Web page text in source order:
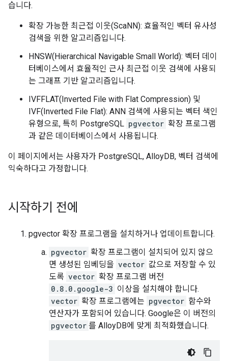
습니다.
확장 가능한 최근접 이웃(ScaNN): 효율적인 벡터 유사성
검색을 위한 알고리즘입니다.
HNSW(Hierarchical Navigable Small World): 벡터 데이
터베이스에서 효율적인 근사 최근접 이웃 검색에 사용되
는 그래프 기반 알고리즘입니다.
IVFFLAT(Inverted File with Flat Compression) 및
IVF(Inverted File Flat): ANN 검색에 사용되는 벡터 색인
유형으로, 특히 PostgreSQL pgvector 확장 프로그램
과 같은 데이터베이스에서 사용됩니다.
이 페이지에서는 사용자가 PostgreSQL, AlloyDB, 벡터 검색에
익숙하다고 가정합니다.
시작하기 전에
pgvector 확장 프로그램을 설치하거나 업데이트합니다.
pgvector 확장 프로그램이 설치되어 있지 않으
면 생성된 임베딩을 vector 값으로 저장할 수 있
도록 vector 확장 프로그램 버전
0.8.0.google-3 이상을 설치해야 합니다.
vector 확장 프로그램에는 pgvector 함수와
연산자가 포함되어 있습니다. Google은 이 버전의
pgvector 를 AlloyDB에 맞게 최적화했습니다.